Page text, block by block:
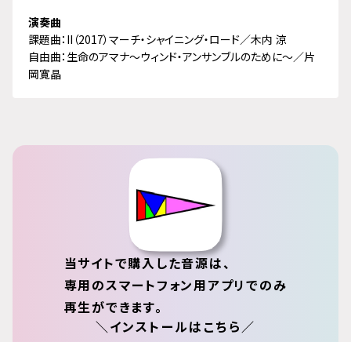
演奏曲
課題曲：II（2017）マーチ・シャイニング・ロード／木内 涼
自由曲：生命のアマナ～ウィンド・アンサンブルのために～／片
岡寛晶
当サイトで購入した音源は、
専用のスマートフォン用アプリでのみ
再生ができます。
＼インストールはこちら／